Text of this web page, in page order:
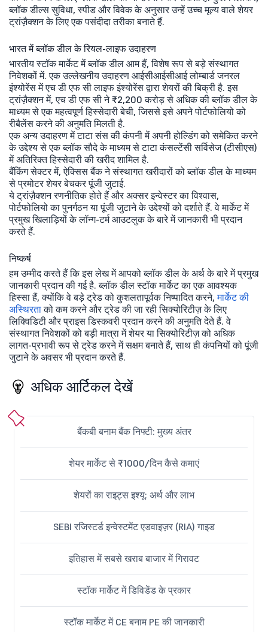
ब्लॉक डील्स सुविधा, स्पीड और विवेक के अनुसार उन्हें उच्च मूल्य वाले शेयर
ट्रांज़ैक्शन के लिए एक पसंदीदा तरीका बनाते हैं.
भारत में ब्लॉक डील के रियल-लाइफ उदाहरण
भारतीय स्टॉक मार्केट में ब्लॉक डील आम हैं, विशेष रूप से बड़े संस्थागत
निवेशकों में. एक उल्लेखनीय उदाहरण आईसीआईसीआई लोम्बार्ड जनरल
इंश्योरेंस में एच डी एफ सी लाइफ इंश्योरेंस द्वारा शेयरों की बिक्री है. इस
ट्रांज़ैक्शन में, एच डी एफ सी ने ₹2,200 करोड़ से अधिक की ब्लॉक डील के
माध्यम से एक महत्वपूर्ण हिस्सेदारी बेची, जिससे इसे अपने पोर्टफोलियो को
रीबैलेंस करने की अनुमति मिलती है.
एक अन्य उदाहरण में टाटा संस की कंपनी में अपनी होल्डिंग को समेकित करने
के उद्देश्य से एक ब्लॉक सौदे के माध्यम से टाटा कंसल्टेंसी सर्विसेज (टीसीएस)
में अतिरिक्त हिस्सेदारी की खरीद शामिल है.
बैंकिंग सेक्टर में, ऐक्सिस बैंक ने संस्थागत खरीदारों को ब्लॉक डील के माध्यम
से प्रमोटर शेयर बेचकर पूंजी जुटाई.
ये ट्रांज़ैक्शन रणनीतिक होते हैं और अक्सर इन्वेस्टर का विश्वास,
पोर्टफोलियो का पुनर्गठन या पूंजी जुटाने के उद्देश्यों को दर्शाते हैं. वे मार्केट में
प्रमुख खिलाड़ियों के लॉन्ग-टर्म आउटलुक के बारे में जानकारी भी प्रदान
करते हैं.
निष्कर्ष
हम उम्मीद करते हैं कि इस लेख में आपको ब्लॉक डील के अर्थ के बारे में प्रमुख
जानकारी प्रदान की गई है. ब्लॉक डील स्टॉक मार्केट का एक आवश्यक
हिस्सा हैं, क्योंकि वे बड़े ट्रेड को कुशलतापूर्वक निष्पादित करने,मार्केट की
अस्थिरताको कम करने और ट्रेड की जा रही सिक्योरिटीज़ के लिए
लिक्विडिटी और प्राइस डिस्कवरी प्रदान करने की अनुमति देते हैं. वे
संस्थागत निवेशकों को बड़ी मात्रा में शेयर या सिक्योरिटीज़ को अधिक
लागत-प्रभावी रूप से ट्रेड करने में सक्षम बनाते हैं, साथ ही कंपनियों को पूंजी
जुटाने के अवसर भी प्रदान करते हैं.
अधिक आर्टिकल देखें
बैंकबी बनाम बैंक निफ्टी: मुख्य अंतर
शेयर मार्केट से ₹1000/दिन कैसे कमाएं
शेयरों का राइट्स इश्यू: अर्थ और लाभ
SEBI रजिस्टर्ड इन्वेस्टमेंट एडवाइज़र (RIA) गाइड
इतिहास में सबसे खराब बाजार में गिरावट
स्टॉक मार्केट में डिविडेंड के प्रकार
स्टॉक मार्केट में CE बनाम PE की जानकारी